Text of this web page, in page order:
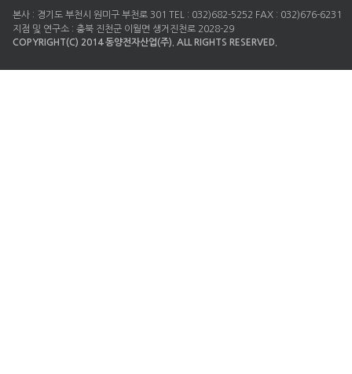
본사 : 경기도 부천시 원미구 부천로 301 TEL : 032)682-5252 FAX : 032)676-6231
지점 및 연구소 : 충북 진천군 이월면 생거진천로 2028-29
COPYRIGHT(C) 2014 동양전자산업(주). ALL RIGHTS RESERVED.